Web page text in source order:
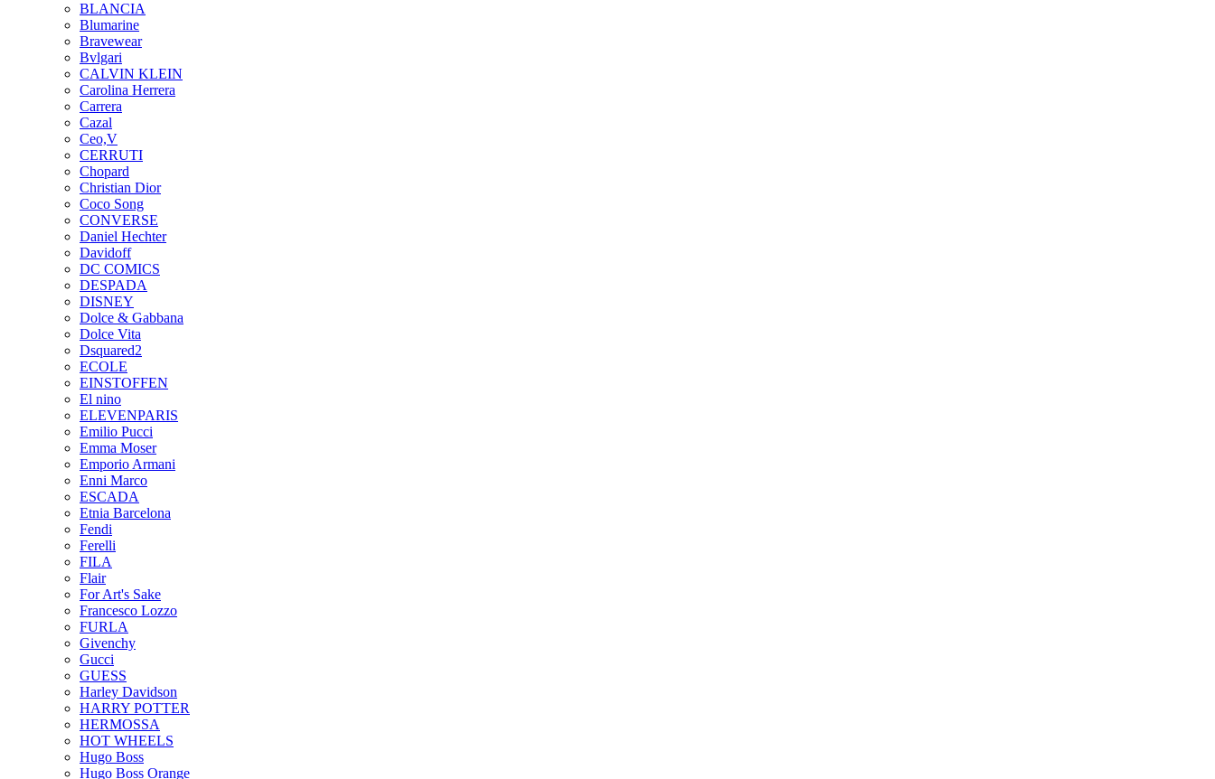
BLANCIA
Blumarine
Bravewear
Bvlgari
CALVIN KLEIN
Carolina Herrera
Carrera
Cazal
Ceo,V
CERRUTI
Chopard
Christian Dior
Coco Song
CONVERSE
Daniel Hechter
Davidoff
DC COMICS
DESPADA
DISNEY
Dolce & Gabbana
Dolce Vita
Dsquared2
ECOLE
EINSTOFFEN
El nino
ELEVENPARIS
Emilio Pucci
Emma Moser
Emporio Armani
Enni Marco
ESCADA
Etnia Barcelona
Fendi
Ferelli
FILA
Flair
For Art's Sake
Francesco Lozzo
FURLA
Givenchy
Gucci
GUESS
Harley Davidson
HARRY POTTER
HERMOSSA
HOT WHEELS
Hugo Boss
Hugo Boss Orange